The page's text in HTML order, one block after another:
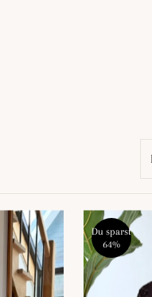
Du sparst
64%